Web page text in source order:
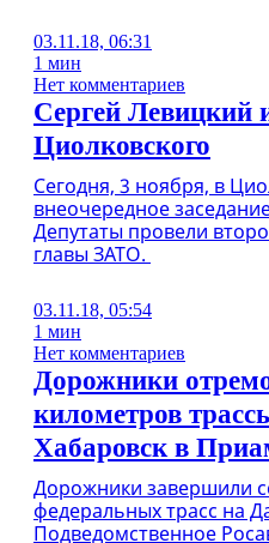
03.11.18, 06:31
1 мин
Нет комментариев
Сергей Левицкий
Циолковского
Сегодня, 3 ноября, в
внеочередное
Депутаты провели
главы ЗАТО.
03.11.18, 05:54
1 мин
Нет комментариев
Дорожники
километров
Хабаровск в
Дорожники завершили
федеральных трасс на
Подведомственное